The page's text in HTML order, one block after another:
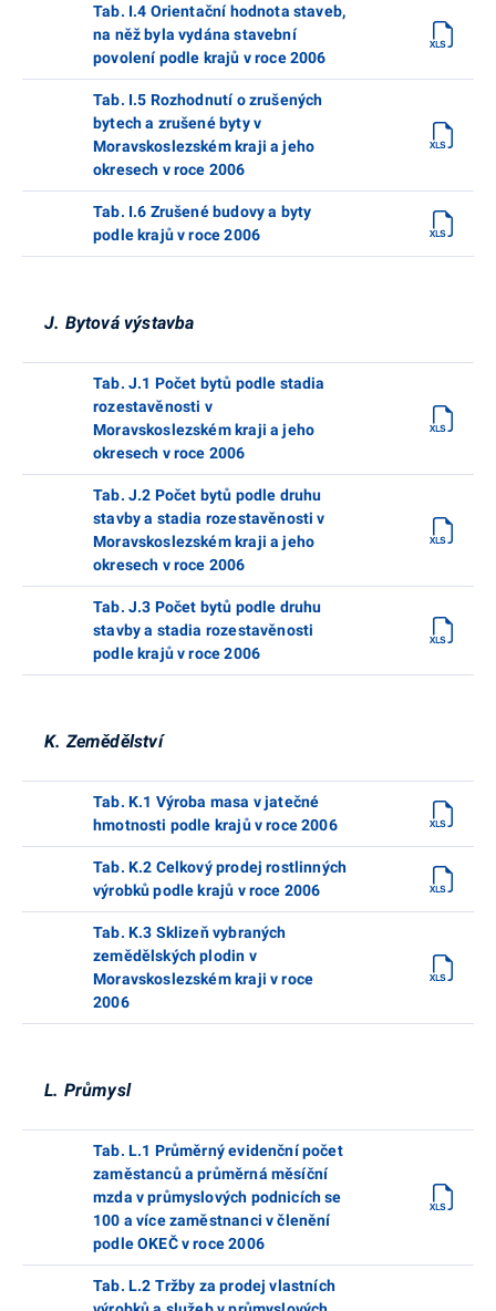
Tab. I.4 Orientační hodnota staveb,
na něž byla vydána stavební
povolení podle krajů v roce 2006
Tab. I.5 Rozhodnutí o zrušených
bytech a zrušené byty v
Moravskoslezském kraji a jeho
okresech v roce 2006
Tab. I.6 Zrušené budovy a byty
podle krajů v roce 2006
J. Bytová výstavba
Tab. J.1 Počet bytů podle stadia
rozestavěnosti v
Moravskoslezském kraji a jeho
okresech v roce 2006
Tab. J.2 Počet bytů podle druhu
stavby a stadia rozestavěnosti v
Moravskoslezském kraji a jeho
okresech v roce 2006
Tab. J.3 Počet bytů podle druhu
stavby a stadia rozestavěnosti
podle krajů v roce 2006
K. Zemědělství
Tab. K.1 Výroba masa v jatečné
hmotnosti podle krajů v roce 2006
Tab. K.2 Celkový prodej rostlinných
výrobků podle krajů v roce 2006
Tab. K.3 Sklizeň vybraných
zemědělských plodin v
Moravskoslezském kraji v roce
2006
L. Průmysl
Tab. L.1 Průměrný evidenční počet
zaměstanců a průměrná měsíční
mzda v průmyslových podnicích se
100 a více zaměstnanci v členění
podle OKEČ v roce 2006
Tab. L.2 Tržby za prodej vlastních